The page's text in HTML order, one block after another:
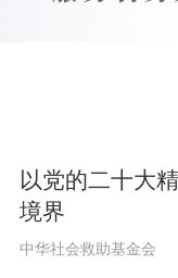
以党的二十大
境界
中华社会救助基金会